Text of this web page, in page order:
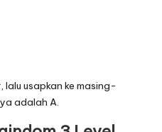
lalu usapkan ke masing-
adalah A.